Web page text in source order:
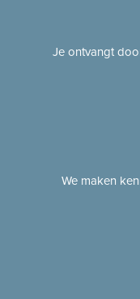
Je ontvangt
We maken